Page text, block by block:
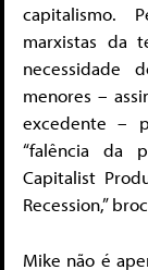
capitalismo.
marxistas da
necessidade
menores –
excedente –
“falência da
Capitalist
Recession,”
Mike não é